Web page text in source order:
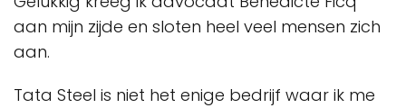
aan mijn zijde en sloten heel veel mensen zich
aan.
Tata Steel is niet het enige bedrijf waar ik me